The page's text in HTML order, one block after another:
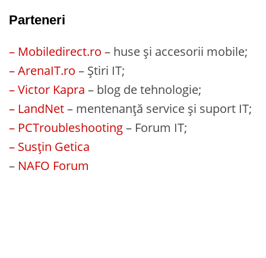
Parteneri
– Mobiledirect.ro – huse și accesorii mobile;
– ArenaIT.ro – Știri IT;
– Victor Kapra – blog de tehnologie;
– LandNet– mentenanță service și suport IT;
– PCTroubleshooting– Forum IT;
– Susțin Getica
– NAFO Forum